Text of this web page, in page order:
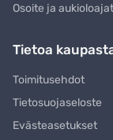
Osoite ja aukioloajat
Tietoa
Toimitusehdot
Tietosuojaseloste
Evästeasetukset